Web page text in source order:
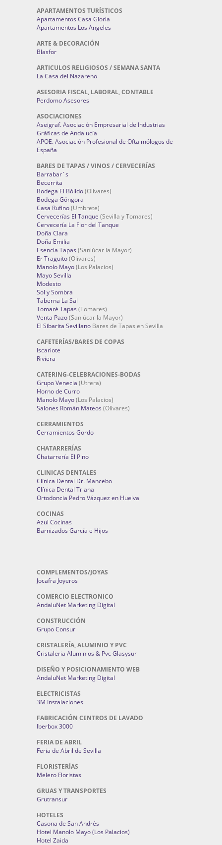
APARTAMENTOS TURÍSTICOS
Apartamentos Casa Gloria
Apartamentos Los Angeles
ARTE & DECORACIÓN
Blasfor
ARTICULOS RELIGIOSOS / SEMANA SANTA
La Casa del Nazareno
ASESORIA FISCAL, LABORAL, CONTABLE
Perdomo Asesores
ASOCIACIONES
Aseigraf. Asociación Empresarial de Industrias
Gráficas de Andalucía
APOE. Asociación Profesional de Oftalmólogos de
España
BARES DE TAPAS / VINOS / CERVECERÍAS
Barrabar´s
Becerrita
Bodega El Bólido(Olivares)
Bodega Góngora
Casa Rufino(Umbrete)
Cervecerías El Tanque (Sevilla y Tomares)
Cervecería La Flor del Tanque
Doña Clara
Doña Emilia
Esencia Tapas (Sanlúcar la Mayor)
Er Traguito(Olivares)
Manolo Mayo(Los Palacios)
Mayo Sevilla
Modesto
Sol y Sombra
Taberna La Sal
Tomaré Tapas (Tomares)
Venta Pazo(Sanlúcar la Mayor)
El Sibarita Sevillano Bares de Tapas en Sevilla
CAFETERÍAS/BARES DE COPAS
Iscariote
Riviera
CATERING-CELEBRACIONES-BODAS
Grupo Venecia (Utrera)
Horno de Curro
Manolo Mayo(Los Palacios)
Salones Román Mateos (Olivares)
CERRAMIENTOS
Cerramientos Gordo
CHATARRERÍAS
Chatarrería El Pino
CLINICAS DENTALES
Clínica Dental Dr. Mancebo
Clínica Dental Triana
Ortodoncia Pedro Vázquez en Huelva
COCINAS
Azul Cocinas
Barnizados García e Hijos
COMPLEMENTOS/JOYAS
Jocafra Joyeros
COMERCIO ELECTRONICO
AndaluNet Marketing Digital
CONSTRUCCIÓN
Grupo Consur
CRISTALERÍA, ALUMINIO Y PVC
Cristaleria Aluminios & Pvc Glasysur
DISEÑO Y POSICIONAMIENTO WEB
AndaluNet Marketing Digital
ELECTRICISTAS
3M Instalaciones
FABRICACIÓN CENTROS DE LAVADO
Iberbox 3000
FERIA DE ABRIL
Feria de Abril de Sevilla
FLORISTERÍAS
Melero Floristas
GRUAS Y TRANSPORTES
Grutransur
HOTELES
Casona de San Andrés
Hotel Manolo Mayo (Los Palacios)
Hotel Zaida